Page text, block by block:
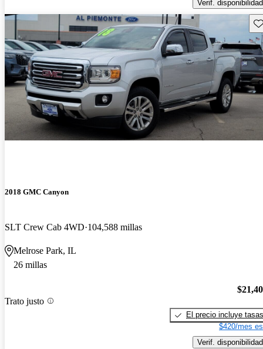
Verif. disponibilidad
2018 GMC Canyon
SLT Crew Cab 4WD 104,588 millas
Melrose Park, IL
26 millas
Trato justo
El precio incluye tasas
$420/mes
Verif. disponibilidad